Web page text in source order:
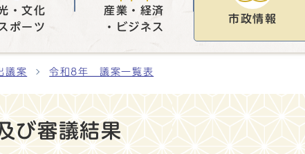
・文化
ポーツ
産業・経済
・ビジネス
市政情報
議案 令和8年 議案一覧表
び審議結果